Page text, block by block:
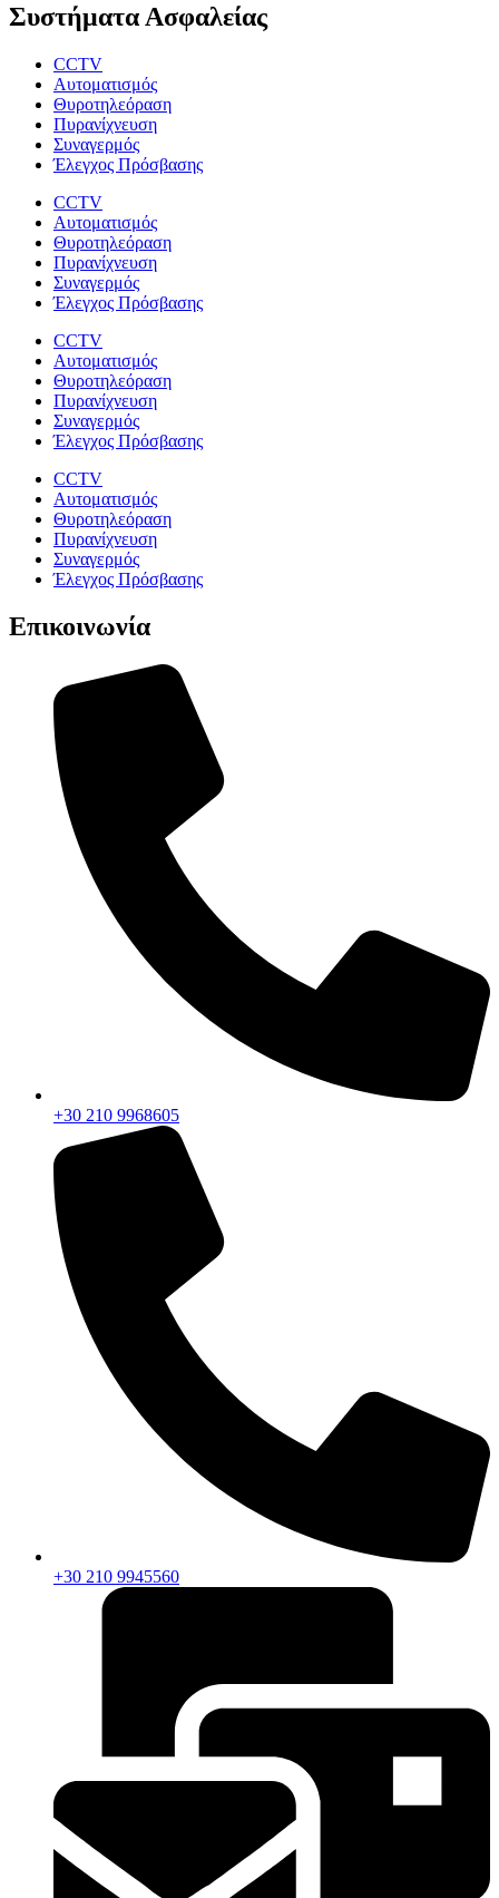
Συστήματα Ασφαλείας
CCTV
Αυτοματισμός
Θυροτηλεόραση
Πυρανίχνευση
Συναγερμός
Έλεγχος Πρόσβασης
CCTV
Αυτοματισμός
Θυροτηλεόραση
Πυρανίχνευση
Συναγερμός
Έλεγχος Πρόσβασης
CCTV
Αυτοματισμός
Θυροτηλεόραση
Πυρανίχνευση
Συναγερμός
Έλεγχος Πρόσβασης
CCTV
Αυτοματισμός
Θυροτηλεόραση
Πυρανίχνευση
Συναγερμός
Έλεγχος Πρόσβασης
Επικοινωνία
+30 210 9968605
+30 210 9945560